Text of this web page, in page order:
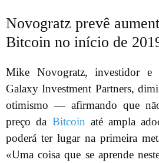
Novogratz prevê
Bitcoin no início de
Mike Novogratz, investidor e
Galaxy Investment Partners,
otimismo — afirmando que
preço da Bitcoin até ampla
poderá ter lugar na primeira
«Uma coisa que se aprende